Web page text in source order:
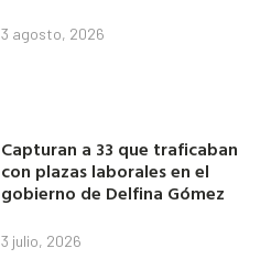
3 agosto, 2026
Capturan a 33 que traficaban
con plazas laborales en el
gobierno de Delfina Gómez
3 julio, 2026